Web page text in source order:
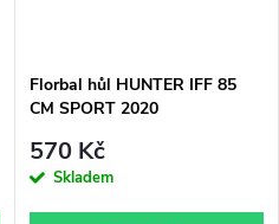
Florbal hůl HUNTER IFF 85
CM SPORT 2020
570 Kč
Skladem